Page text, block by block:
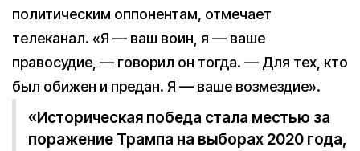
политическим оппонентам, отмечает
телеканал. «Я — ваш воин, я — ваше
правосудие, — говорил он тогда. — Для тех, кто
был обижен и предан. Я — ваше возмездие».
«Историческая победа стала местью за
поражение Трампа на выборах 2020 года,